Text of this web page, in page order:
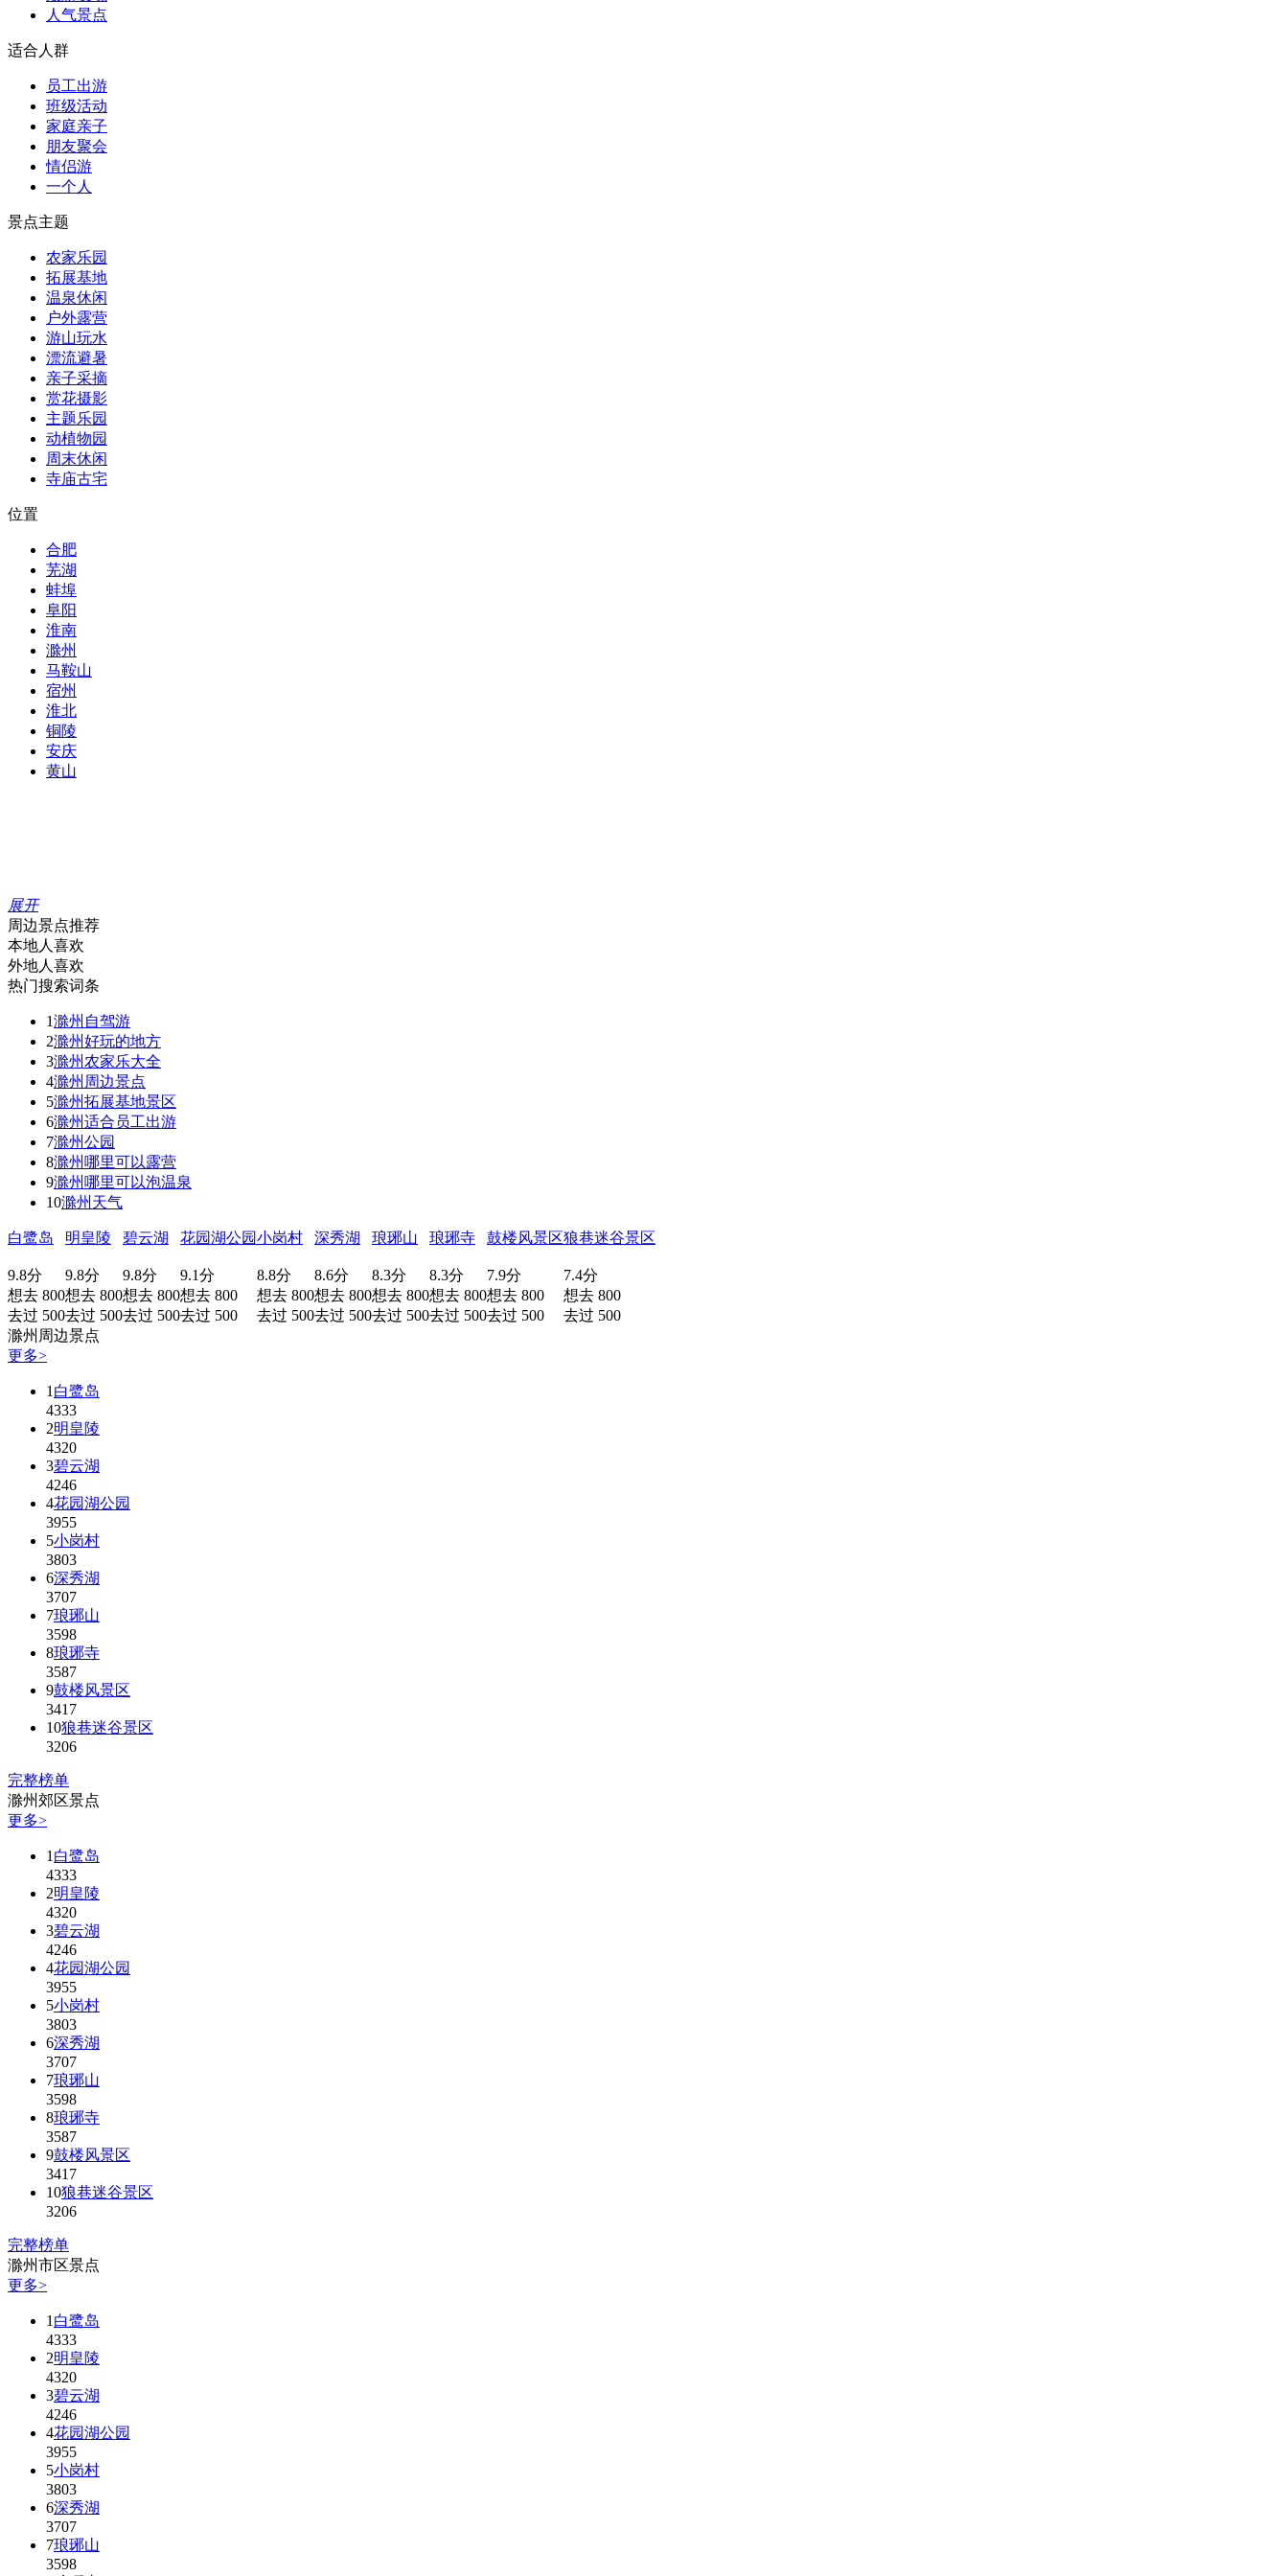
人气景点
适合人群
员工出游
班级活动
家庭亲子
朋友聚会
情侣游
一个人
景点主题
农家乐园
拓展基地
温泉休闲
户外露营
游山玩水
漂流避暑
亲子采摘
赏花摄影
主题乐园
动植物园
周末休闲
寺庙古宅
位置
合肥
芜湖
蚌埠
阜阳
淮南
滁州
马鞍山
宿州
淮北
铜陵
安庆
黄山
展开
周边景点推荐
本地人喜欢
外地人喜欢
热门搜索词条
1滁州自驾游
2滁州好玩的地方
3滁州农家乐大全
4滁州周边景点
5滁州拓展基地景区
6滁州适合员工出游
7滁州公园
8滁州哪里可以露营
9滁州哪里可以泡温泉
10滁州天气
白鹭岛
9.8分
想去 800
去过 500
明皇陵
9.8分
想去 800
去过 500
碧云湖
9.8分
想去 800
去过 500
花园湖公园
9.1分
想去 800
去过 500
小岗村
8.8分
想去 800
去过 500
深秀湖
8.6分
想去 800
去过 500
琅琊山
8.3分
想去 800
去过 500
琅琊寺
8.3分
想去 800
去过 500
鼓楼风景区
7.9分
想去 800
去过 500
狼巷迷谷景区
7.4分
想去 800
去过 500
滁州周边景点
更多>
1 白鹭岛
4333
2明皇陵
4320
3碧云湖
4246
4花园湖公园
3955
5小岗村
3803
6深秀湖
3707
7琅琊山
3598
8琅琊寺
3587
9鼓楼风景区
3417
10狼巷迷谷景区
3206
完整榜单
滁州郊区景点
更多>
1 白鹭岛
4333
2明皇陵
4320
3碧云湖
4246
4花园湖公园
3955
5小岗村
3803
6深秀湖
3707
7琅琊山
3598
8琅琊寺
3587
9鼓楼风景区
3417
10狼巷迷谷景区
3206
完整榜单
滁州市区景点
更多>
1 白鹭岛
4333
2明皇陵
4320
3碧云湖
4246
4花园湖公园
3955
5小岗村
3803
6深秀湖
3707
7琅琊山
3598